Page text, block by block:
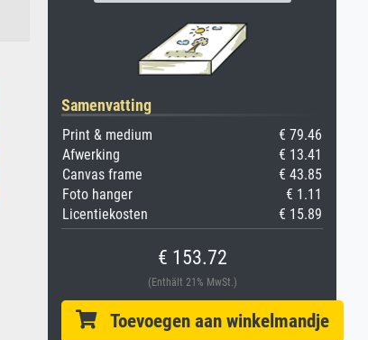
Samenvatting
Print & medium
€ 79.46
Afwerking
€ 13.41
Canvas frame
€ 43.85
Foto hanger
€ 1.11
Licentiekosten
€ 15.89
€ 153.72
(Enthält 21% MwSt.)
Toevoegen aan winkelmandje